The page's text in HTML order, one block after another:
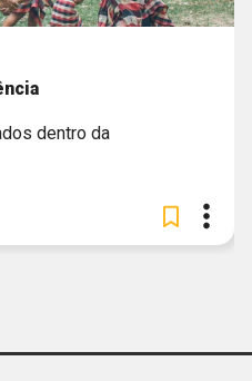
dentro da